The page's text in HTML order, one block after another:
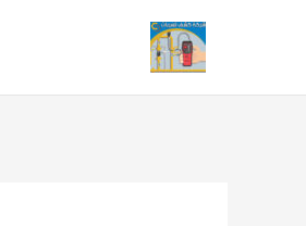
المحتوى